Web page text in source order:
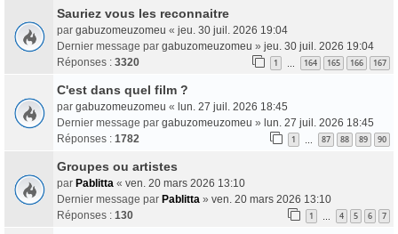
Sauriez vous les reconnaitre
par gabuzomeuzomeu « jeu. 30 juil. 2026 19:04
Dernier message par gabuzomeuzomeu » jeu. 30 juil. 2026 19:04
Réponses : 3320 1 164 165 166 167
C'est dans quel film ?
par gabuzomeuzomeu « lun. 27 juil. 2026 18:45
Dernier message par gabuzomeuzomeu » lun. 27 juil. 2026 18:45
Réponses : 1782 1 87 88 89 90
Groupes ou artistes
par Pablitta « ven. 20 mars 2026 13:10
Dernier message par Pablitta » ven. 20 mars 2026 13:10
Réponses : 130 1 4 5 6 7